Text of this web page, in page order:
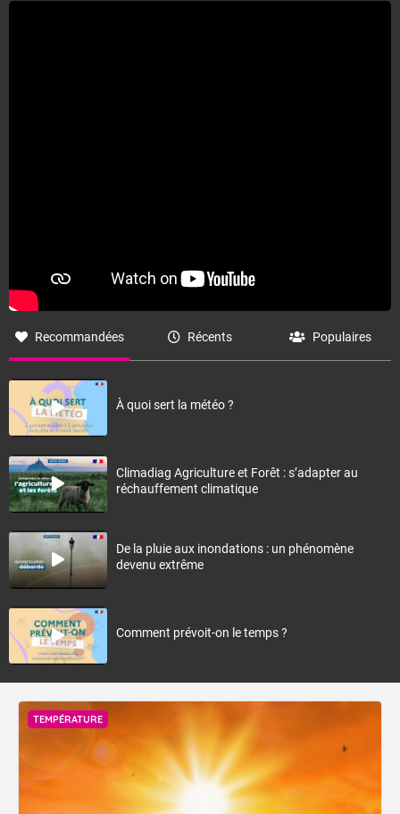
Recommandées Récents Populaires
À quoi sert la météo ?
Climadiag Agriculture et Forêt : s’adapter au
réchauffement climatique
De la pluie aux inondations : un phénomène
devenu extrême
Comment prévoit-on le temps ?
TEMPÉRATURE